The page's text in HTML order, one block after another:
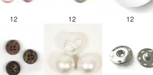
12 12 12